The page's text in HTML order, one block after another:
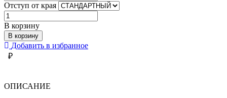
Отступ от края
Количество
товара
СОВРЕМЕННАЯ
АБСТРАКЦИЯ
СВЕТЛАЯ
В корзину
В корзину
Добавить в избранное
₽
ОПИСАНИЕ